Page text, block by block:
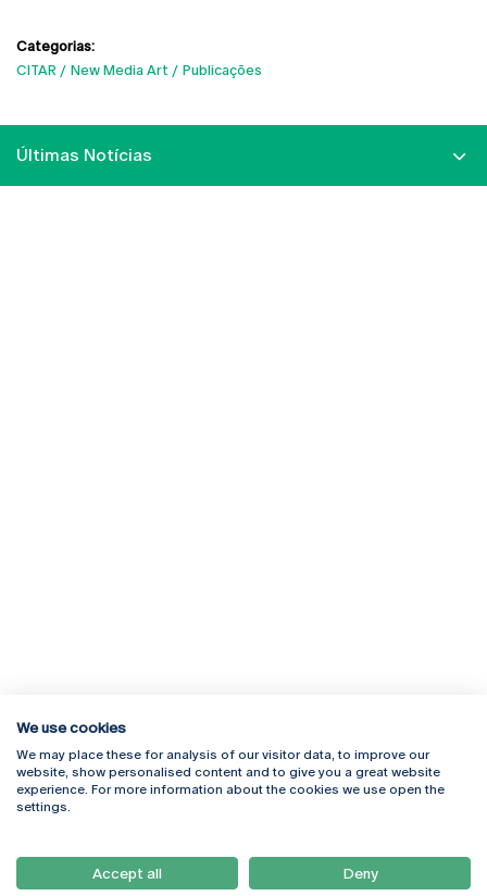
Categorias:
CITAR
New Media Art Publicações
Últimas Notícias
Rua Diogo Botelho 1327
4169-005 Porto
+351 226 196 240
Campus Online
Webmail
Como Chegar
Newsletter
We use cookies
We may place these for analysis of our visitor data, to improve our
website, show personalised content and to give you a great website
experience. For more information about the cookies we use open the
settings.
Accept all Deny